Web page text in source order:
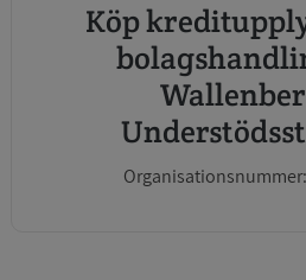
Köp kreditupplysning och